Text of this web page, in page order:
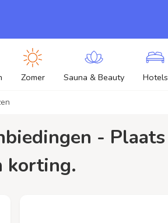
Zomer Sauna & Beauty Hotels
korting.